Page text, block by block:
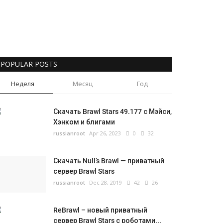
POPULAR POSTS
Неделя Месяц Год
Скачать Brawl Stars 49.177 с Мэйси,
Хэнком и блигами
russianroot Apr 26, 2023 0 32
Скачать Null’s Brawl — приватный
сервер Brawl Stars
russianroot Dec 28, 2019 42 26
ReBrawl – новый приватный
сервер Brawl Stars с роботами...